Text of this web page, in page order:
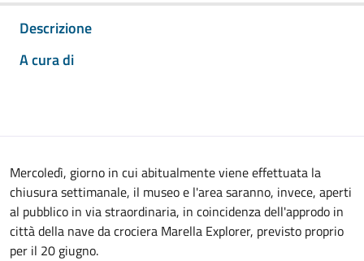
Descrizione
A cura di
Mercoledì, giorno in cui abitualmente viene effettuata la
chiusura settimanale, il museo e l'area saranno, invece, aperti
al pubblico in via straordinaria, in coincidenza dell'approdo in
città della nave da crociera Marella Explorer, previsto proprio
per il 20 giugno.